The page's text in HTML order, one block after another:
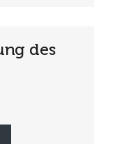
des